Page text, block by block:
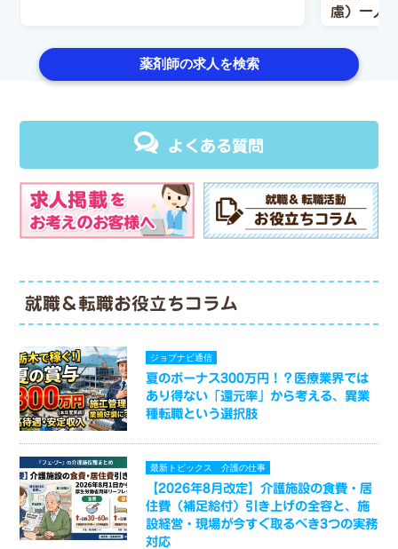
慮）一人
薬剤師の求人を検索
よくある質問
就職＆転職お役立ちコラム
ジョブナビ通信
夏のボーナス300万円！？医療業界では
あり得ない「還元率」から考える、異業
種転職という選択肢
最新トピックス 介護の仕事
【2026年8月改定】介護施設の食費・居
住費（補足給付）引き上げの全容と、施
設経営・現場が今すぐ取るべき3つの実務
対応